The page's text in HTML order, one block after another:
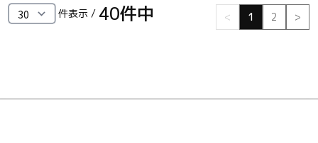
件表示 / 40件中 < 1 2 >